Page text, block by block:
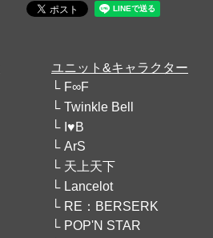
ユニット&キャラクター
F∞F
Twinkle Bell
I♥B
ArS
天上天下
Lancelot
RE：BERSERK
POP'N STAR